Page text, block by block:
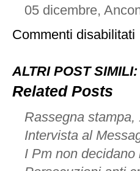
05 dicembre,
Commenti disabilitati
di
ALTRI POST SIMILI:
Related Posts
Rassegna stampa,
Intervista al
I Pm non decidano